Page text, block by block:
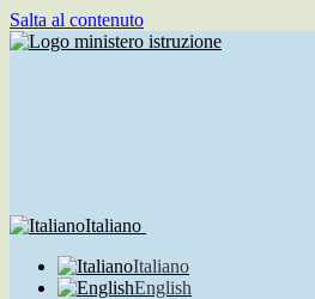
Salta al contenuto
Italiano
Italiano
English